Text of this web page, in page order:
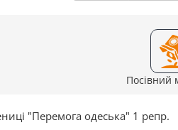
Посівний
"Перемога одеська" 1 репр.